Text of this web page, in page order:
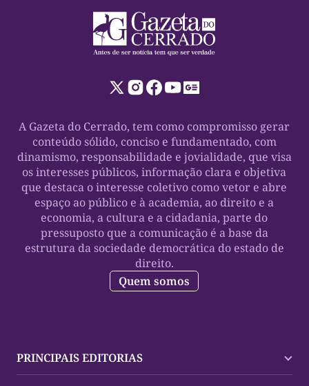
A Gazeta do Cerrado, tem como compromisso gerar
conteúdo sólido, conciso e fundamentado, com
dinamismo, responsabilidade e jovialidade, que visa
os interesses públicos, informação clara e objetiva
que destaca o interesse coletivo como vetor e abre
espaço ao público e à academia, ao direito e a
economia, a cultura e a cidadania, parte do
pressuposto que a comunicação é a base da
estrutura da sociedade democrática do estado de
direito.
Quem somos
PRINCIPAIS EDITORIAS